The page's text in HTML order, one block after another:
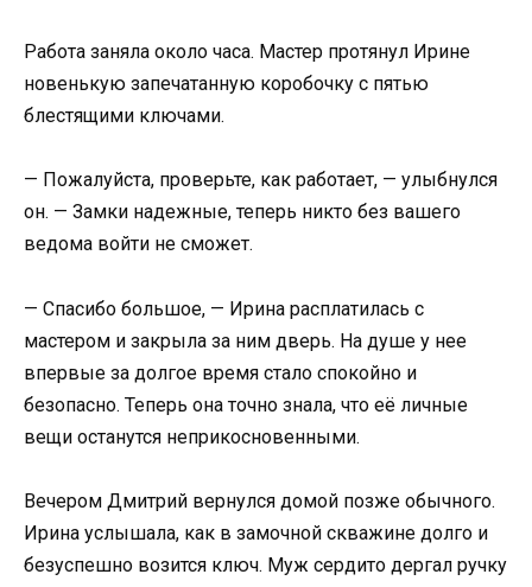
Работа заняла около часа. Мастер протянул Ирине
новенькую запечатанную коробочку с пятью
блестящими ключами.
— Пожалуйста, проверьте, как работает, — улыбнулся
он. — Замки надежные, теперь никто без вашего
ведома войти не сможет.
— Спасибо большое, — Ирина расплатилась с
мастером и закрыла за ним дверь. На душе у нее
впервые за долгое время стало спокойно и
безопасно. Теперь она точно знала, что её личные
вещи останутся неприкосновенными.
Вечером Дмитрий вернулся домой позже обычного.
Ирина услышала, как в замочной скважине долго и
безуспешно возится ключ. Муж сердито дергал ручку